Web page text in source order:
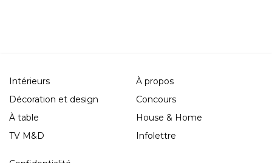
Intérieurs
Décoration et design
À table
TV M&D
À propos
Concours
House & Home
Infolettre